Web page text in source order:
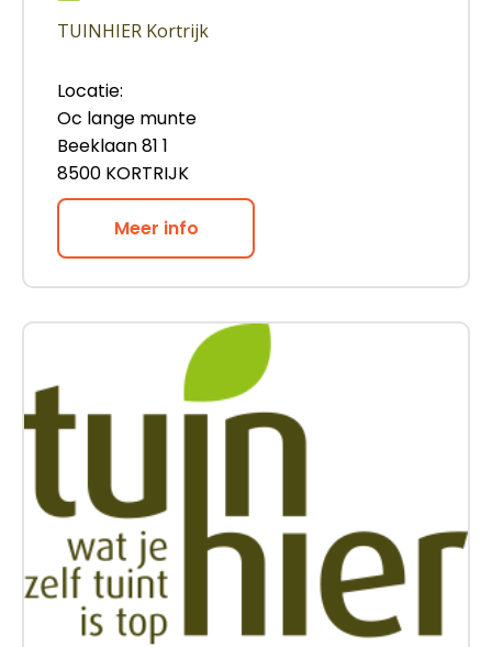
TUINHIER Kortrijk
Locatie:
Oc lange munte
Beeklaan 81 1
8500 KORTRIJK
Meer info